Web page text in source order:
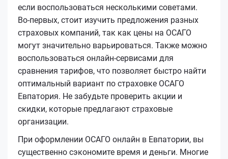
если воспользоваться несколькими советами.
Во-первых, стоит изучить предложения разных
страховых компаний, так как цены на ОСАГО
могут значительно варьироваться. Также можно
воспользоваться онлайн-сервисами для
сравнения тарифов, что позволяет быстро найти
оптимальный вариант по страховке ОСАГО
Евпатория. Не забудьте проверить акции и
скидки, которые предлагают страховые
организации.
При оформлении ОСАГО онлайн в Евпатории, вы
существенно сэкономите время и деньги. Многие